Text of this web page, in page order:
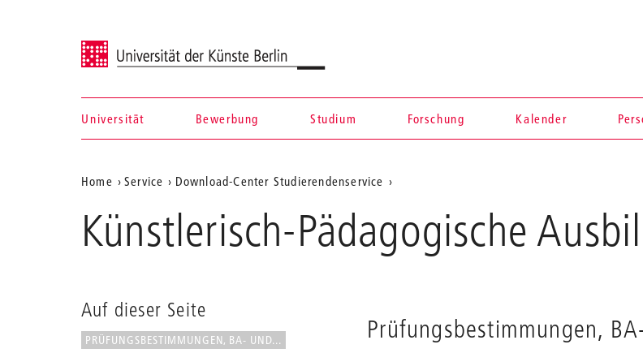
Universität der Künste Berlin
Navigation &
Suche
Universität Bewerbung Studium Forschung Kalender
Aktuelle
Position
auf
Home Service Download-Center Studierendenservice
Künstlerisch-Pädagogische
Auf dieser Seite
PRÜFUNGSBESTIMMUNGEN, BA- UND...
Prüfungsbestimmungen,